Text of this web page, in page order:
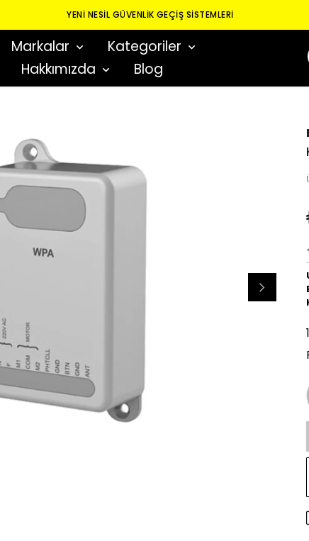
YENI NESIL GÜVENLIK GEÇIŞ SISTEMLERI
Markalar
Kategoriler
Hakkımızda Blog